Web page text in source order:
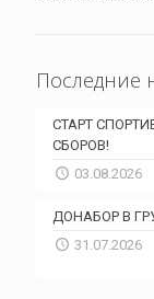
Последние
СТАРТ
СБОРОВ!
03.08.2026
ДОНАБОР В
31.07.2026